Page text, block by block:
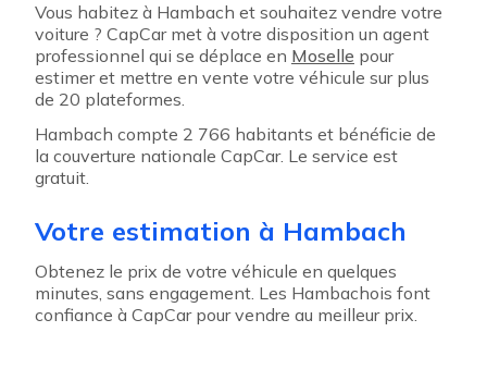
Vous habitez à Hambach et souhaitez vendre votre
voiture ? CapCar met à votre disposition un agent
professionnel qui se déplace en Moselle pour
estimer et mettre en vente votre véhicule sur plus
de 20 plateformes.
Hambach compte 2 766 habitants et bénéficie de
la couverture nationale CapCar. Le service est
gratuit.
Votre estimation à Hambach
Obtenez le prix de votre véhicule en quelques
minutes, sans engagement. Les Hambachois font
confiance à CapCar pour vendre au meilleur prix.